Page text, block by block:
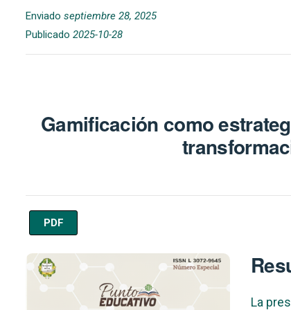
Enviado septiembre 28, 2025
Publicado 2025-10-28
Gamificación como
PDF
Imagen de portada
La